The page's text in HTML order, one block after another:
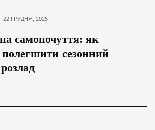
22 ГРУДНЯ, 2025
самопочуття: як
полегшити сезонний